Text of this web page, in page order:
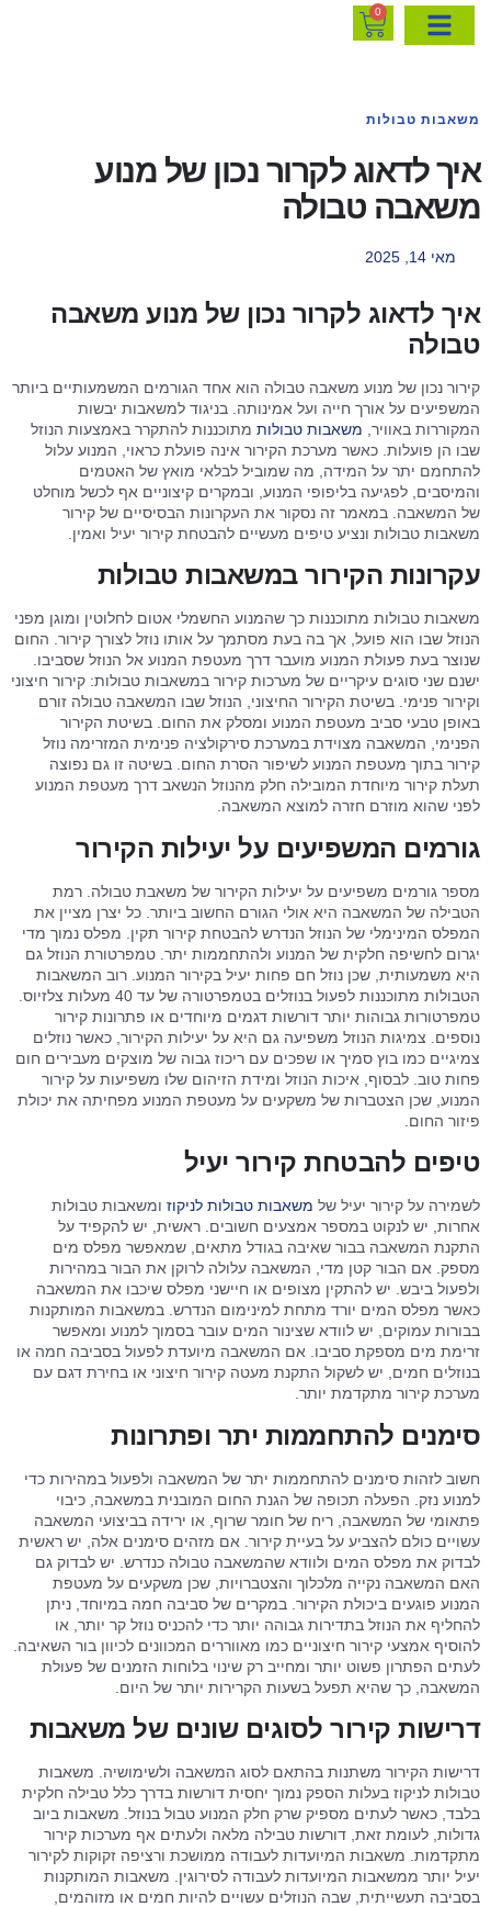
0
משאבות טבולות
איך לדאוג לקרור נכון של מנוע
משאבה טבולה
מאי 14, 2025
איך לדאוג לקרור נכון של מנוע משאבה
טבולה
קירור נכון של מנוע משאבה טבולה הוא אחד הגורמים המשמעותיים ביותר
המשפיעים על אורך חייה ועל אמינותה. בניגוד למשאבות יבשות
המקוררות באוויר, משאבות טבולות מתוכננות להתקרר באמצעות הנוזל
שבו הן פועלות. כאשר מערכת הקירור אינה פועלת כראוי, המנוע עלול
להתחמם יתר על המידה, מה שמוביל לבלאי מואץ של האטמים
והמיסבים, לפגיעה בליפופי המנוע, ובמקרים קיצוניים אף לכשל מוחלט
של המשאבה. במאמר זה נסקור את העקרונות הבסיסיים של קירור
משאבות טבולות ונציע טיפים מעשיים להבטחת קירור יעיל ואמין.
עקרונות הקירור במשאבות טבולות
משאבות טבולות מתוכננות כך שהמנוע החשמלי אטום לחלוטין ומוגן מפני
הנוזל שבו הוא פועל, אך בה בעת מסתמך על אותו נוזל לצורך קירור. החום
שנוצר בעת פעולת המנוע מועבר דרך מעטפת המנוע אל הנוזל שסביבו.
ישנם שני סוגים עיקריים של מערכות קירור במשאבות טבולות: קירור חיצוני
וקירור פנימי. בשיטת הקירור החיצוני, הנוזל שבו המשאבה טבולה זורם
באופן טבעי סביב מעטפת המנוע ומסלק את החום. בשיטת הקירור
הפנימי, המשאבה מצוידת במערכת סירקולציה פנימית המזרימה נוזל
קירור בתוך מעטפת המנוע לשיפור הסרת החום. בשיטה זו גם נפוצה
תעלת קירור מיוחדת המובילה חלק מהנוזל הנשאב דרך מעטפת המנוע
לפני שהוא מוזרם חזרה למוצא המשאבה.
גורמים המשפיעים על יעילות הקירור
מספר גורמים משפיעים על יעילות הקירור של משאבת טבולה. רמת
הטבילה של המשאבה היא אולי הגורם החשוב ביותר. כל יצרן מציין את
המפלס המינימלי של הנוזל הנדרש להבטחת קירור תקין. מפלס נמוך מדי
יגרום לחשיפה חלקית של המנוע ולהתחממות יתר. טמפרטורת הנוזל גם
היא משמעותית, שכן נוזל חם פחות יעיל בקירור המנוע. רוב המשאבות
הטבולות מתוכננות לפעול בנוזלים בטמפרטורה של עד 40 מעלות צלזיוס.
טמפרטורות גבוהות יותר דורשות דגמים מיוחדים או פתרונות קירור
נוספים. צמיגות הנוזל משפיעה גם היא על יעילות הקירור, כאשר נוזלים
צמיגיים כמו בוץ סמיך או שפכים עם ריכוז גבוה של מוצקים מעבירים חום
פחות טוב. לבסוף, איכות הנוזל ומידת הזיהום שלו משפיעות על קירור
המנוע, שכן הצטברות של משקעים על מעטפת המנוע מפחיתה את יכולת
פיזור החום.
טיפים להבטחת קירור יעיל
לשמירה על קירור יעיל של משאבות טבולות לניקוז ומשאבות טבולות
אחרות, יש לנקוט במספר אמצעים חשובים. ראשית, יש להקפיד על
התקנת המשאבה בבור שאיבה בגודל מתאים, שמאפשר מפלס מים
מספק. אם הבור קטן מדי, המשאבה עלולה לרוקן את הבור במהירות
ולפעול ביבש. יש להתקין מצופים או חיישני מפלס שיכבו את המשאבה
כאשר מפלס המים יורד מתחת למינימום הנדרש. במשאבות המותקנות
בבורות עמוקים, יש לוודא שצינור המים עובר בסמוך למנוע ומאפשר
זרימת מים מספקת סביבו. אם המשאבה מיועדת לפעול בסביבה חמה או
בנוזלים חמים, יש לשקול התקנת מעטה קירור חיצוני או בחירת דגם עם
מערכת קירור מתקדמת יותר.
סימנים להתחממות יתר ופתרונות
חשוב לזהות סימנים להתחממות יתר של המשאבה ולפעול במהירות כדי
למנוע נזק. הפעלה תכופה של הגנת החום המובנית במשאבה, כיבוי
פתאומי של המשאבה, ריח של חומר שרוף, או ירידה בביצועי המשאבה
עשויים כולם להצביע על בעיית קירור. אם מזהים סימנים אלה, יש ראשית
לבדוק את מפלס המים ולוודא שהמשאבה טבולה כנדרש. יש לבדוק גם
האם המשאבה נקייה מלכלוך והצטברויות, שכן משקעים על מעטפת
המנוע פוגעים ביכולת הקירור. במקרים של סביבה חמה במיוחד, ניתן
להחליף את הנוזל בתדירות גבוהה יותר כדי להכניס נוזל קר יותר, או
להוסיף אמצעי קירור חיצוניים כמו מאווררים המכוונים לכיוון בור השאיבה.
לעתים הפתרון פשוט יותר ומחייב רק שינוי בלוחות הזמנים של פעולת
המשאבה, כך שהיא תפעל בשעות הקרירות יותר של היום.
דרישות קירור לסוגים שונים של משאבות
דרישות הקירור משתנות בהתאם לסוג המשאבה ולשימושיה. משאבות
טבולות לניקוז בעלות הספק נמוך יחסית דורשות בדרך כלל טבילה חלקית
בלבד, כאשר לעתים מספיק שרק חלק המנוע טבול בנוזל. משאבות ביוב
גדולות, לעומת זאת, דורשות טבילה מלאה ולעתים אף מערכות קירור
מתקדמות. משאבות המיועדות לעבודה ממושכת ורציפה זקוקות לקירור
יעיל יותר ממשאבות המיועדות לעבודה לסירוגין. משאבות המותקנות
בסביבה תעשייתית, שבה הנוזלים עשויים להיות חמים או מזוהמים,